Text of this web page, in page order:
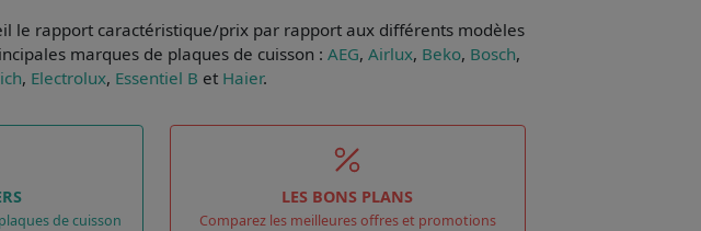
le rapport caractéristique/prix par rapport aux différents modèles
marques de plaques de cuisson : AEG, Airlux, Beko, Bosch,
, Electrolux, Essentiel B et Haier.
de cuisson
LES BONS PLANS
Comparez les meilleures offres et promotions